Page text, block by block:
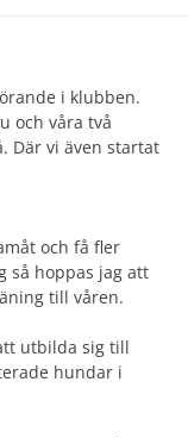
i klubben.
och våra två
Där vi även startat
och få fler
så hoppas jag att
till våren.
utbilda sig till
hundar i